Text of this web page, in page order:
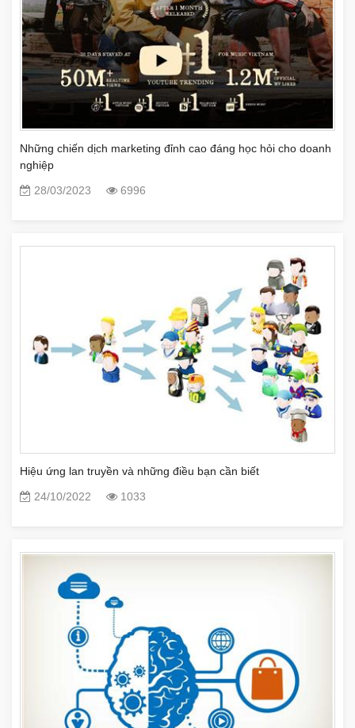
Những chiến dịch marketing đỉnh cao đáng học hỏi cho doanh
nghiệp
28/03/2023
6996
Hiệu ứng lan truyền và những điều bạn cần biết
24/10/2022
1033